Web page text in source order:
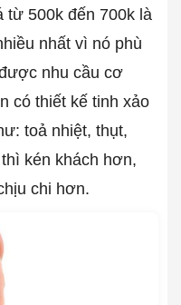
từ 500k đến 700k là
nhất vì nó phù
nhu cầu cơ
có thiết kế tinh xảo
toả nhiệt, thụt,
kén khách hơn,
chi hơn.